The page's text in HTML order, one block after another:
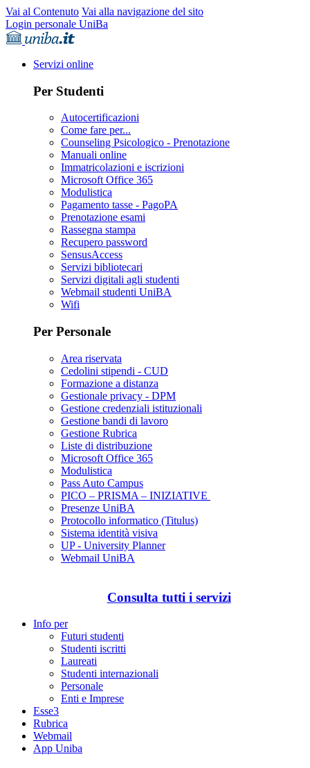
Vai al Contenuto Vai alla navigazione del sito
Login personale UniBa
Servizi online
Per Studenti
Autocertificazioni
Come fare per...
Counseling Psicologico - Prenotazione
Manuali online
Immatricolazioni e iscrizioni
Microsoft Office 365
Modulistica
Pagamento tasse - PagoPA
Prenotazione esami
Rassegna stampa
Recupero password
SensusAccess
Servizi bibliotecari
Servizi digitali agli studenti
Webmail studenti UniBA
Wifi
Per Personale
Area riservata
Cedolini stipendi - CUD
Formazione a distanza
Gestionale privacy - DPM
Gestione credenziali istituzionali
Gestione bandi di lavoro
Gestione Rubrica
Liste di distribuzione
Microsoft Office 365
Modulistica
Pass Auto Campus
PICO – PRISMA – INIZIATIVE
Presenze UniBA
Protocollo informatico (Titulus)
Sistema identità visiva
UP - University Planner
Webmail UniBA
Consulta tutti i servizi
Info per
Futuri studenti
Studenti iscritti
Laureati
Studenti internazionali
Personale
Enti e Imprese
Esse3
Rubrica
Webmail
App Uniba